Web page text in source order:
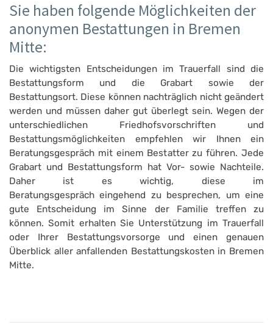
Sie haben folgende Möglichkeiten der
anonymen Bestattungen in Bremen
Mitte:
Die wichtigsten Entscheidungen im Trauerfall sind die
Bestattungsform und die Grabart sowie der
Bestattungsort. Diese können nachträglich nicht geändert
werden und müssen daher gut überlegt sein. Wegen der
unterschiedlichen Friedhofsvorschriften und
Bestattungsmöglichkeiten empfehlen wir Ihnen ein
Beratungsgespräch mit einem Bestatter zu führen. Jede
Grabart und Bestattungsform hat Vor- sowie Nachteile.
Daher ist es wichtig, diese im
Beratungsgespräch eingehend zu besprechen, um eine
gute Entscheidung im Sinne der Familie treffen zu
können. Somit erhalten Sie Unterstützung im Trauerfall
oder Ihrer Bestattungsvorsorge und einen genauen
Überblick aller anfallenden Bestattungskosten in Bremen
Mitte.